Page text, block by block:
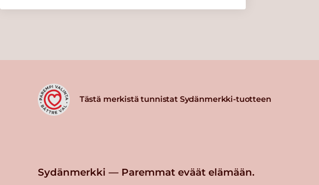
Tästä merkistä tunnistat Sydänmerkki-tuotteen
Sydänmerkki — Paremmat eväät elämään.